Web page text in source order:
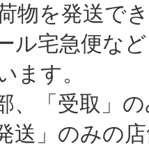
物を発送で
急便など
ます。
受取」の
のみの店